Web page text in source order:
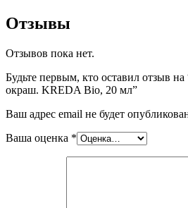
Отзывы
Отзывов пока нет.
Будьте первым, кто оставил отзыв
окраш. KREDA Bio, 20 мл”
Ваш адрес email не будет
Ваша оценка *